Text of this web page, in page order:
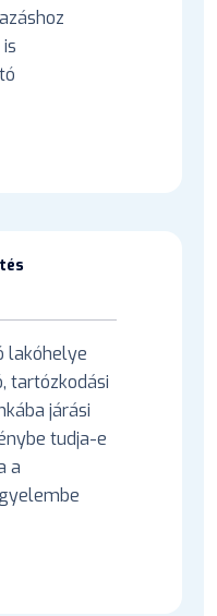
lakóhelye
tartózkodási
járási
tudja-e
a